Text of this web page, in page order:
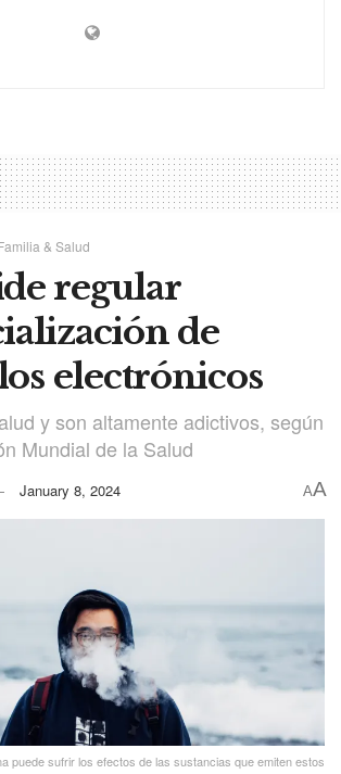
& Salud
regular
de
electrónicos
y son altamente adictivos, según
Mundial de la Salud
January 8, 2024 AA
puede sufrir los efectos de las sustancias que emiten estos